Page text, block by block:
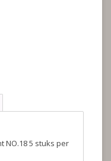
NO.18 5 stuks per